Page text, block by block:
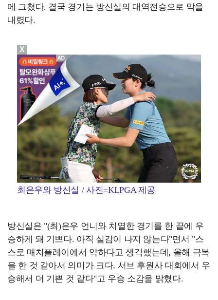
에 그쳤다. 결국 경기는 방신실의 대역전승으로 막을
내렸다.
최은우와 방신실 / 사진=KLPGA 제공
방신실은 "(최)은우 언니와 치열한 경기를 한 끝에 우
승하게 돼 기쁘다. 아직 실감이 나지 않는다"면서 "스
스로 매치플레이에서 약하다고 생각했는데, 올해 극복
을 한 것 같아서 의미가 크다. 서브 후원사 대회에서 우
승해서 더 기쁜 것 같다"고 우승 소감을 밝혔다.
X